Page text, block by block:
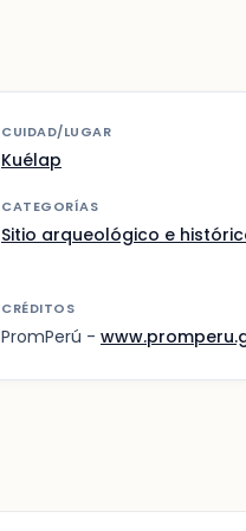
CUIDAD/LUGAR
Kuélap
CATEGORÍAS
Sitio arqueológico e
CRÉDITOS
PromPerú -